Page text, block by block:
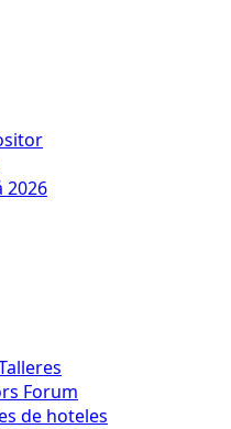
2026
Forum
de hoteles